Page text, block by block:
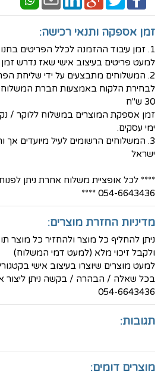
זמן אספקה ותנאי רכישה:
למעט פריטים בעיצוב אישי שאז נדרש זמן
2. המשלוחים מתבצעים על ידי שליחת
30 ש"ח
ימי עסקים.
3. המשלוחים הרשומים לעיל מיועדים אך
ישראל
**** לכל אופציית משלוח אחרת ניתן לפנות
054-6643436 ****
מדיניות החזרת מוצרים:
ולקבל זיכוי מלא (למעט דמי המשלוח)
למעט מוצרים שיוצרו בעיצוב אישי
בכל שאלה / הבהרה / בקשה ניתן ליצור
054-6643436
תגובות:
מוצרים דומים: